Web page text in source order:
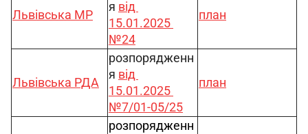
Львівська МР
я від
15.01.2025
№24
план
Львівська РДА
розпорядженн
я від
15.01.2025
№7/01-05/25
план
розпорядженн